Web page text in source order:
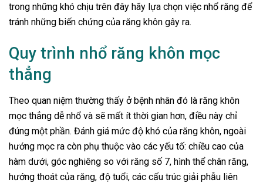
trong những khó chịu trên đây hãy lựa chọn việc nhổ răng để
tránh những biến chứng của răng khôn gây ra.
Quy trình nhổ răng khôn mọc
thẳng
Theo quan niệm thường thấy ở bệnh nhân đó là răng khôn
mọc thẳng dễ nhổ và sẽ mất ít thời gian hơn, điều này chỉ
đúng một phần. Đánh giá mức độ khó của răng khôn, ngoài
hướng mọc ra còn phụ thuộc vào các yếu tố: chiều cao của
hàm dưới, góc nghiêng so với răng số 7, hình thể chân răng,
hướng thoát của răng, độ tuổi, các cấu trúc giải phẫu liên